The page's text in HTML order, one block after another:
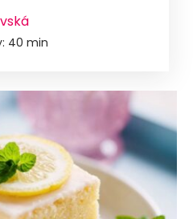
40 min